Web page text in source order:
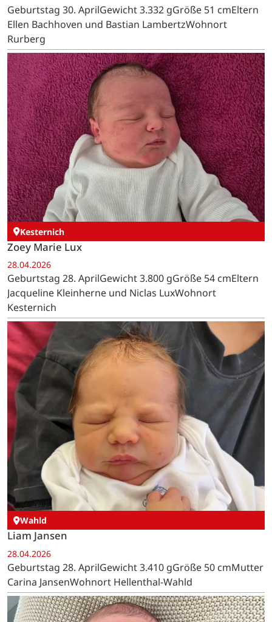
Geburtstag 30. AprilGewicht 3.332 gGröße 51 cmEltern
Ellen Bachhoven und Bastian LambertzWohnort
Rurberg
Kesternich
Zoey Marie Lux
28.04.2026
Geburtstag 28. AprilGewicht 3.800 gGröße 54 cmEltern
Jacqueline Kleinherne und Niclas LuxWohnort
Kesternich
Wahld
Liam Jansen
28.04.2026
Geburtstag 28. AprilGewicht 3.410 gGröße 50 cmMutter
Carina JansenWohnort Hellenthal-Wahld